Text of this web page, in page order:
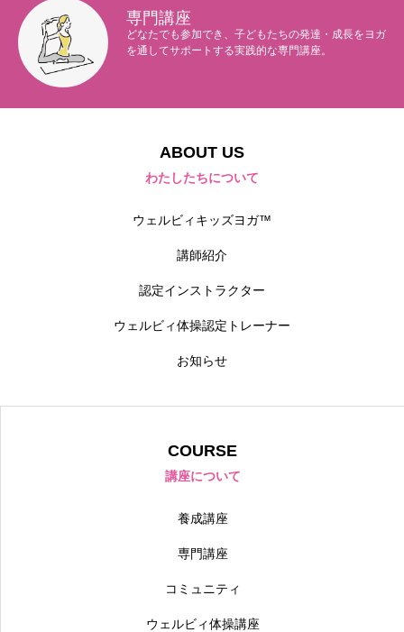
専門講座
どなたでも参加でき、子どもたちの発達・成長をヨガ
を通してサポートする実践的な専門講座。
ABOUT US
わたしたちについて
ウェルビィキッズヨガ™
講師紹介
認定インストラクター
ウェルビィ体操認定トレーナー
お知らせ
COURSE
講座について
養成講座
専門講座
コミュニティ
ウェルビィ体操講座